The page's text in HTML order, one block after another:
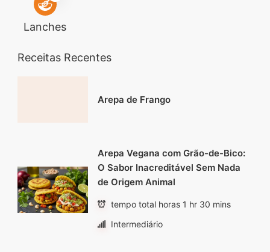
Lanches
Receitas Recentes
Arepa de Frango
Arepa Vegana com Grão-de-Bico:
O Sabor Inacreditável Sem Nada
de Origem Animal
tempo total horas 1 hr 30 mins
Intermediário